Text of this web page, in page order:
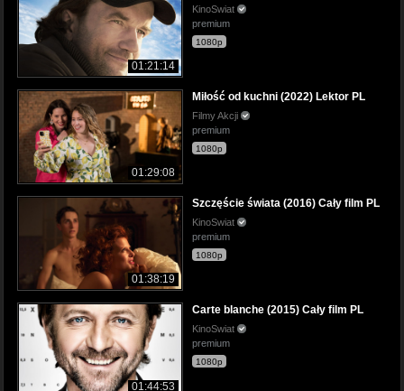
01:21:14
KinoSwiat
premium
1080p
01:29:08
Miłość od kuchni (2022) Lektor PL
Filmy Akcji
premium
1080p
01:38:19
Szczęście świata (2016) Cały film PL
KinoSwiat
premium
1080p
01:44:53
Carte blanche (2015) Cały film PL
KinoSwiat
premium
1080p